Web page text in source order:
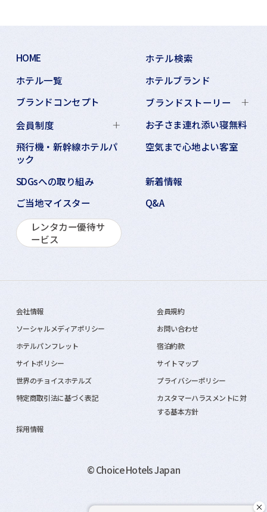
HOME
ホテル検索
ホテル一覧
ホテルブランド
ブランドコンセプト
ブランドストーリー
会員制度
お子さま連れ添い寝無料
飛行機・新幹線ホテルパ
ック
空気まで心地よい客室
SDGsへの取り組み
新着情報
ご当地マイスター
Q&A
レンタカー優待サ
ービス
会社情報
会員規約
ソーシャルメディアポリシー
お問い合わせ
ホテルパンフレット
宿泊約款
サイトポリシー
サイトマップ
世界のチョイスホテルズ
プライバシーポリシー
特定商取引法に基づく表記
カスタマーハラスメントに対
する基本方針
採用情報
© Choice Hotels Japan